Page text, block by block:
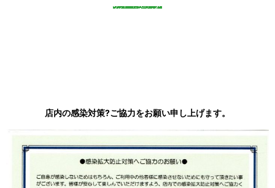
店内の感染対策?ご協力をお願い申し上げます。